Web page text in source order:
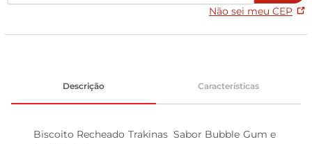
Não sei meu CEP
Descrição Características
Biscoito Recheado Trakinas  Sabor Bubble Gum e